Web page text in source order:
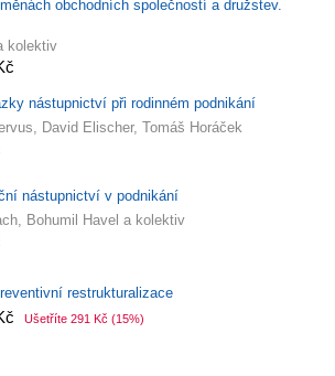
obchodních společností a družstev.
kolektiv
nástupnictví při rodinném podnikání
David Elischer, Tomáš Horáček
nástupnictví v podnikání
Bohumil Havel a kolektiv
restrukturalizace
Ušetříte 291 Kč (15%)